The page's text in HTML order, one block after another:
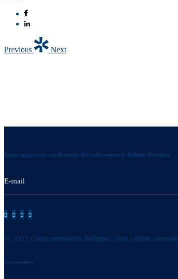
Previous Next
Resta aggiornato con le novità di Confcommercio Belluno-Dolomiti
© 2025 Confcommercio Belluno, Tutti i diritti riservati
Governance